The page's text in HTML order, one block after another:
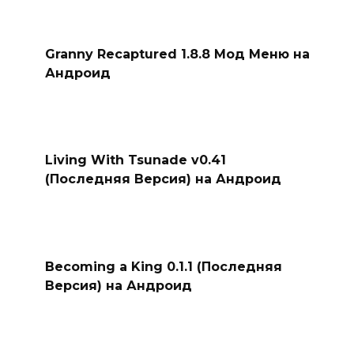
Granny Recaptured 1.8.8 Мод Меню на
Андроид
Living With Tsunade v0.41
(Последняя Версия) на Андроид
Becoming a King 0.1.1 (Последняя
Версия) на Андроид